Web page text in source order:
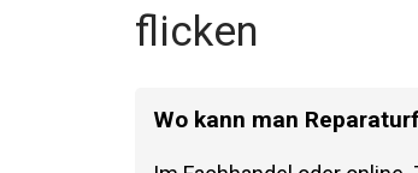
flicken
Wo kann man